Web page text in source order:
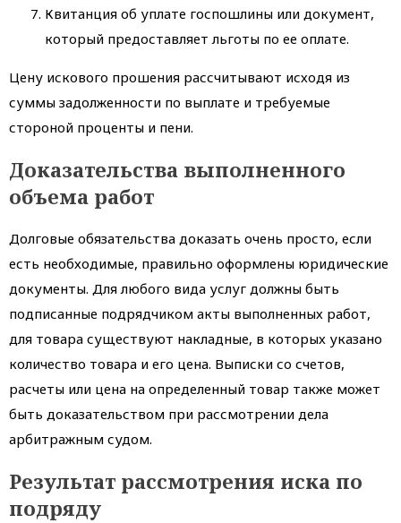
Квитанция об уплате госпошлины или документ,
который предоставляет льготы по ее оплате.
Цену искового прошения рассчитывают исходя из
суммы задолженности по выплате и требуемые
стороной проценты и пени.
Доказательства выполненного
объема работ
Долговые обязательства доказать очень просто, если
есть необходимые, правильно оформлены юридические
документы. Для любого вида услуг должны быть
подписанные подрядчиком акты выполненных работ,
для товара существуют накладные, в которых указано
количество товара и его цена. Выписки со счетов,
расчеты или цена на определенный товар также может
быть доказательством при рассмотрении дела
арбитражным судом.
Результат рассмотрения иска по
подряду